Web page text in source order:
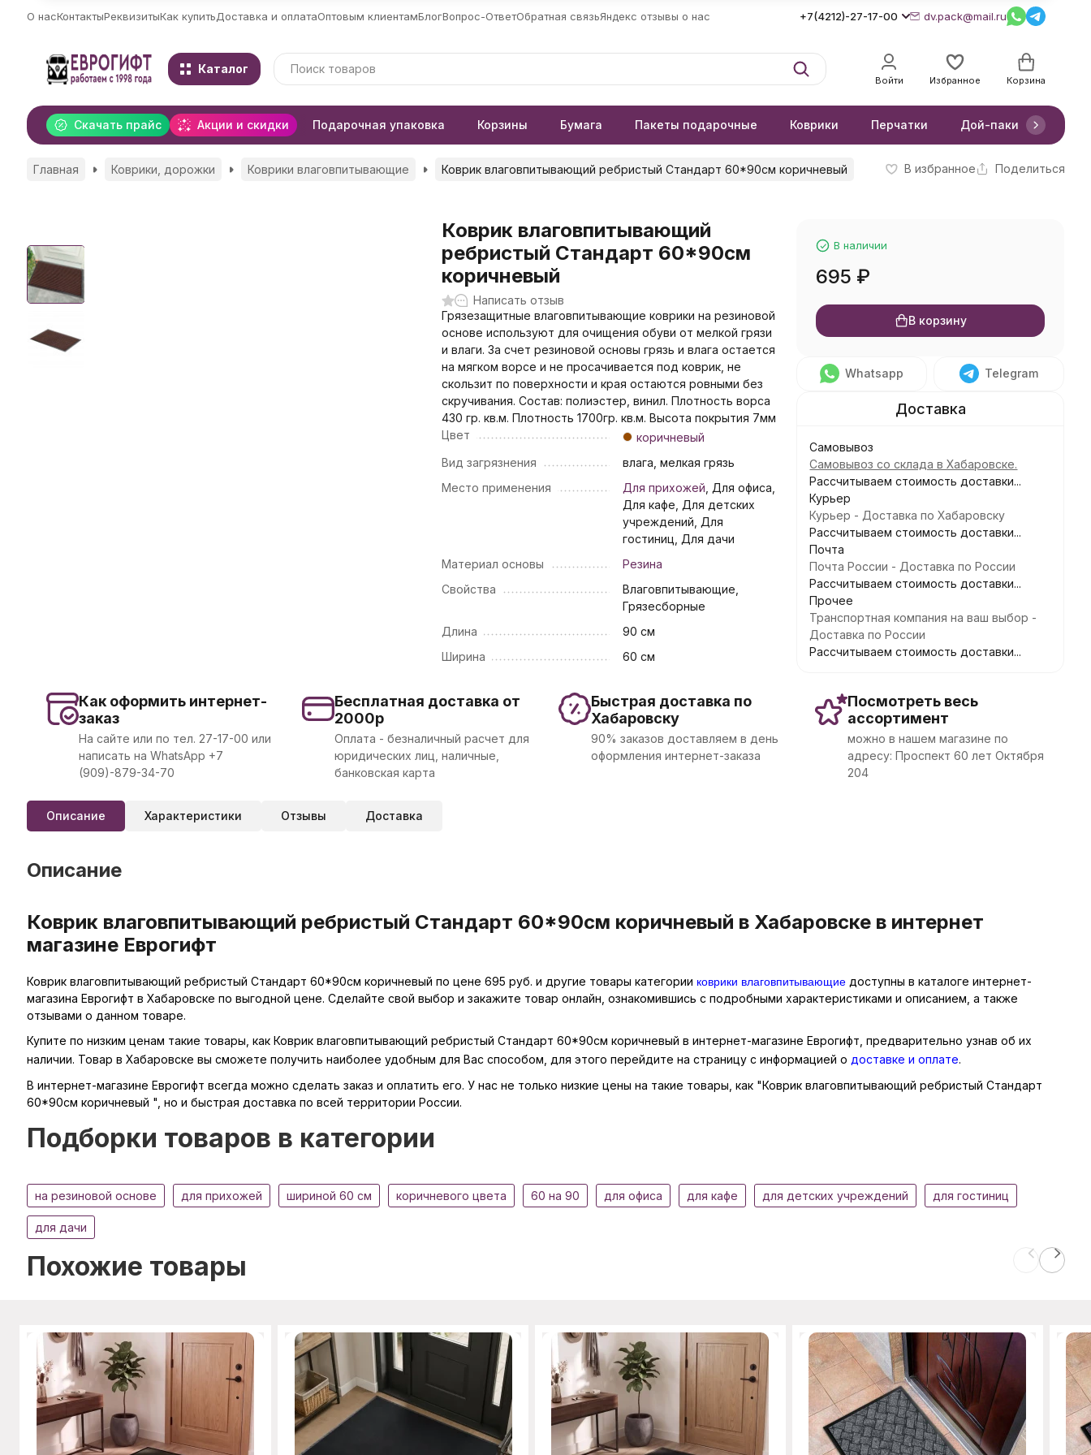
О насКонтактыРеквизитыКак купитьДоставка и оплатаОптовым клиентамБлогВопрос-ОтветОбратная связьЯндекс отзывы о нас +7(4212)-27-17-00 dv.pack@mail.ru
Каталог
Войти Избранное Корзина
Скачать прайс Акции и скидки Подарочная упаковка Корзины Бумага Пакеты подарочные Коврики Перчатки Дой-паки
Главная Коврики, дорожки Коврики влаговпитывающие Коврик влаговпитывающий ребристый Стандарт 60*90см коричневый В избранное Поделиться
Коврик влаговпитывающий
ребристый Стандарт 60*90см
коричневый
Написать отзыв
Грязезащитные влаговпитывающие коврики на резиновой
основе используют для очищения обуви от мелкой грязи
и влаги. За счет резиновой основы грязь и влага остается
на мягком ворсе и не просачивается под коврик, не
скользит по поверхности и края остаются ровными без
скручивания. Состав: полиэстер, винил. Плотность ворса
430 гр. кв.м. Плотность 1700гр. кв.м. Высота покрытия 7мм
Цвет
коричневый
Вид загрязнения
влага, мелкая грязь
Место применения
Для прихожей , Для офиса,
Для кафе, Для детских
учреждений, Для
гостиниц, Для дачи
Материал основы
Резина
Свойства
Влаговпитывающие,
Грязесборные
Длина
90 см
Ширина
60 см
В наличии
695 ₽
В корзину
Whatsapp Telegram
Самовывоз
Самовывоз со склада в Хабаровске.
Рассчитываем стоимость доставки...
Курьер
Курьер - Доставка по Хабаровску
Рассчитываем стоимость доставки...
Почта
Почта России - Доставка по России
Рассчитываем стоимость доставки...
Прочее
Транспортная компания на ваш выбор -
Доставка по России
Рассчитываем стоимость доставки...
Как оформить интернет-
заказ
На сайте или по тел. 27-17-00 или
написать на WhatsApp +7
(909)-879-34-70
Бесплатная доставка от
2000р
Оплата - безналичный расчет для
юридических лиц, наличные,
банковская карта
Быстрая доставка по
Хабаровску
90% заказов доставляем в день
оформления интернет-заказа
Посмотреть весь
ассортимент
можно в нашем магазине по
адресу: Проспект 60 лет Октября
204
Описание Характеристики Отзывы Доставка
Описание
Коврик влаговпитывающий ребристый Стандарт 60*90см коричневый в Хабаровске в интернет
магазине Еврогифт
Коврик влаговпитывающий ребристый Стандарт 60*90см коричневый по цене 695 руб. и другие товары категории коврики влаговпитывающиедоступны в каталоге интернет-
магазина Еврогифт в Хабаровске по выгодной цене. Сделайте свой выбор и закажите товар онлайн, ознакомившись с подробными характеристиками и описанием, а также
отзывами о данном товаре.
Купите по низким ценам такие товары, как Коврик влаговпитывающий ребристый Стандарт 60*90см коричневый в интернет-магазине Еврогифт, предварительно узнав об их
наличии. Товар в Хабаровске вы сможете получить наиболее удобным для Вас способом, для этого перейдите на страницу с информацией о доставке и оплате.
В интернет-магазине Еврогифт всегда можно сделать заказ и оплатить его. У нас не только низкие цены на такие товары, как "Коврик влаговпитывающий ребристый Стандарт
60*90см коричневый ", но и быстрая доставка по всей территории России.
Подборки товаров в категории
на резиновой основе для прихожей шириной 60 см коричневого цвета 60 на 90 для офиса для кафе для детских учреждений для гостиниц
для дачи
Похожие товары